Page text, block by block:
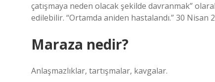
çatışmaya neden olacak şekilde davranmak”
edilebilir. “Ortamda aniden hastalandı.” 30 Nisan
Maraza nedir?
Anlaşmazlıklar, tartışmalar, kavgalar.